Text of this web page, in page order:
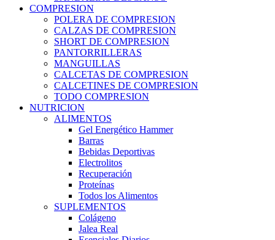
COMPRESION
POLERA DE COMPRESION
CALZAS DE COMPRESION
SHORT DE COMPRESION
PANTORRILLERAS
MANGUILLAS
CALCETAS DE COMPRESION
CALCETINES DE COMPRESION
TODO COMPRESION
NUTRICION
ALIMENTOS
Gel Energético Hammer
Barras
Bebidas Deportivas
Electrolitos
Recuperación
Proteínas
Todos los Alimentos
SUPLEMENTOS
Colágeno
Jalea Real